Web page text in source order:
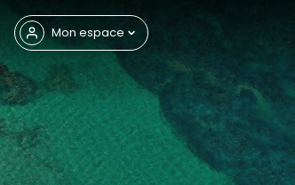
Mon espace
Fermer